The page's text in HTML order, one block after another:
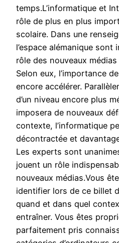
temps.L’informatique et
rôle de plus en plus
scolaire. Dans une
l’espace alémanique sont
rôle des nouveaux
Selon eux, l’importance
encore accélérer.
d’un niveau encore plus
imposera de nouveaux
contexte, l’informatique
décontractée et
Les experts sont
jouent un rôle
nouveaux médias.Vous
identifier lors de ce billet
quand et dans quel
entraîner. Vous êtes
parfaitement pris